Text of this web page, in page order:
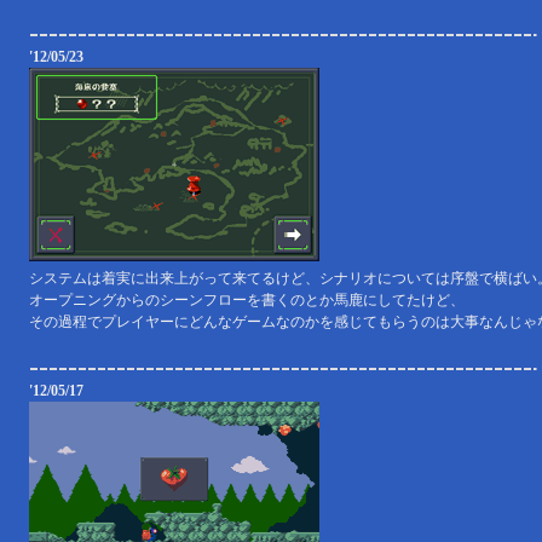
'12/05/23
システムは着実に出来上がって来てるけど、シナリオについては序盤で横ばい。
オープニングからのシーンフローを書くのとか馬鹿にしてたけど、
その過程でプレイヤーにどんなゲームなのかを感じてもらうのは大事なんじゃ
'12/05/17